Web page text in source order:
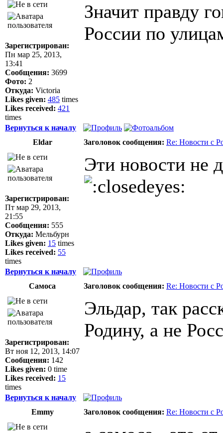
Зарегистрирован:
Пн мар 25, 2013,
13:41
Сообщения: 3699
Фото: 2
Откуда: Victoria
Likes given: 485 times
Likes received: 421
times
Значит правду
России по
Вернуться к началу
Eldar
Заголовок сообщения: Re: Новости с
Зарегистрирован:
Пт мар 29, 2013,
21:55
Сообщения: 555
Откуда: Мельбурн
Likes given: 15 times
Likes received: 55
times
Эти новости не
Вернуться к началу
Самоса
Заголовок сообщения: Re: Новости с
Зарегистрирован:
Вт ноя 12, 2013, 14:07
Сообщения: 142
Likes given: 0 time
Likes received: 15
times
Эльдар, так
Родину, а не
Вернуться к началу
Emmy
Заголовок сообщения: Re: Новости с